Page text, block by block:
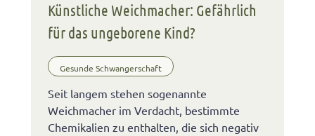
Künstliche Weichmacher: Gefährlich
für das ungeborene Kind?
Gesunde Schwangerschaft
Seit langem stehen sogenannte
Weichmacher im Verdacht, bestimmte
Chemikalien zu enthalten, die sich negativ